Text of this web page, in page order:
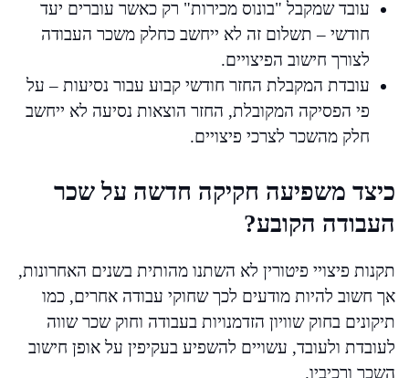
עובד שמקבל "בונוס מכירות" רק כאשר עוברים יעד
חודשי – תשלום זה לא ייחשב כחלק משכר העבודה
לצורך חישוב הפיצויים.
עובדת המקבלת החזר חודשי קבוע עבור נסיעות – על
פי הפסיקה המקובלת, החזר הוצאות נסיעה לא ייחשב
חלק מהשכר לצרכי פיצויים.
כיצד משפיעה חקיקה חדשה על שכר
העבודה הקובע?
תקנות פיצויי פיטורין לא השתנו מהותית בשנים האחרונות,
אך חשוב להיות מודעים לכך שחוקי עבודה אחרים, כמו
תיקונים בחוק שוויון הזדמנויות בעבודה וחוק שכר שווה
לעובדת ולעובד, עשויים להשפיע בעקיפין על אופן חישוב
השכר ורכיביו.